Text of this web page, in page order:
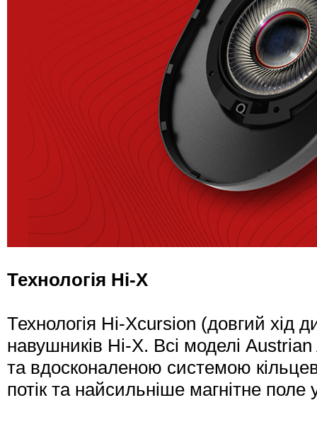
Технологія Hi-X
Технологія Hi-Xcursion (довгий хід
навушників Hi-X. Всі моделі
та вдосконаленою системою
потік та найсильніше магнітне поле